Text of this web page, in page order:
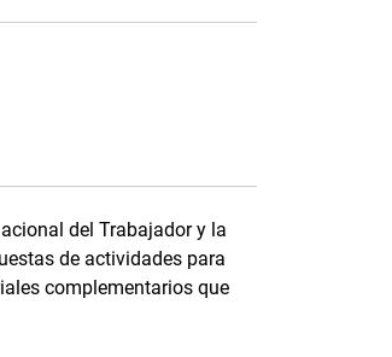
del Trabajador y la
de actividades para
complementarios que